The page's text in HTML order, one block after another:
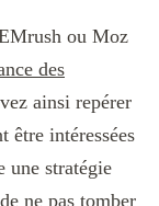
ou Moz
des
ainsi repérer
être intéressées
une stratégie
ne pas tomber